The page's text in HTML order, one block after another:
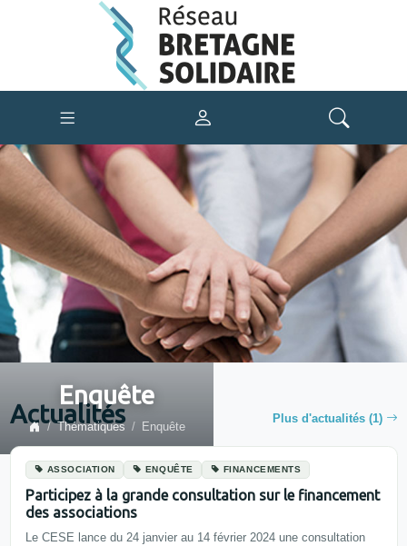
Enquête
Thématiques Enquête
Actualités Plus d'actualités (1)
ASSOCIATION ENQUÊTE FINANCEMENTS
Participez à la grande consultation sur le financement
des associations
Le CESE lance du 24 janvier au 14 février 2024 une consultation